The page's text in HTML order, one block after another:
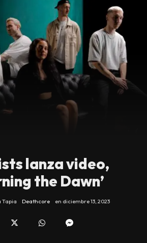
lanza video,
the Dawn’
Tapia Deathcore en diciembre 13, 2023